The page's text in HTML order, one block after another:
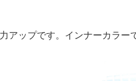
アップです。インナーカラー